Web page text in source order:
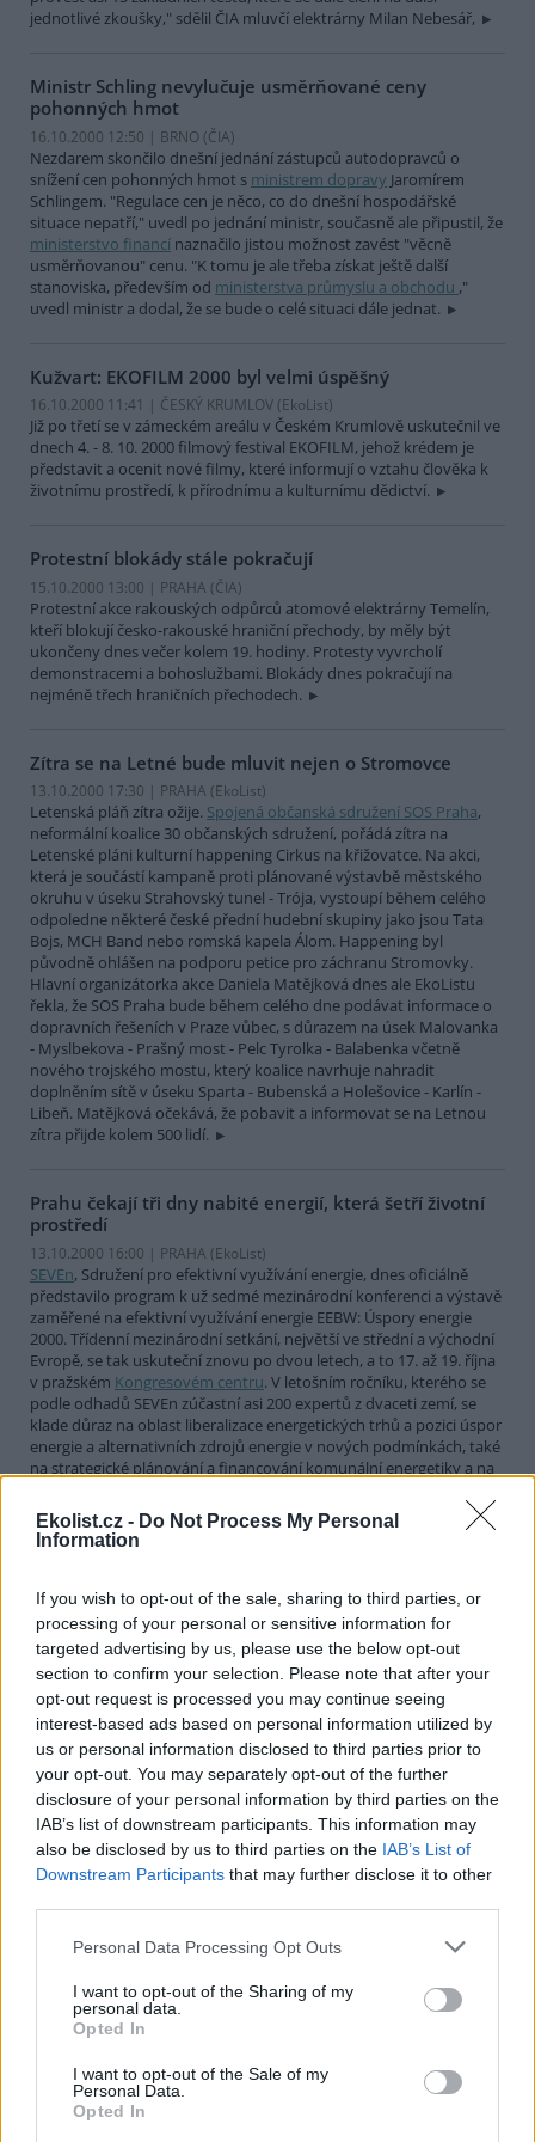
Ekolist.cz - Do Not Process My Personal
Information
If you wish to opt-out of the sale, sharing to third parties, or
processing of your personal or sensitive information for
targeted advertising by us, please use the below opt-out
section to confirm your selection. Please note that after your
opt-out request is processed you may continue seeing
interest-based ads based on personal information utilized by
us or personal information disclosed to third parties prior to
your opt-out. You may separately opt-out of the further
disclosure of your personal information by third parties on the
IAB’s list of downstream participants. This information may
also be disclosed by us to third parties on the IAB’s List of
Downstream Participants that may further disclose it to other
Personal Data Processing Opt Outs
I want to opt-out of the Sharing of my
personal data.
Opted In
I want to opt-out of the Sale of my
Personal Data.
Opted In
jednotlivé zkoušky," sdělil ČIA mluvčí elektrárny Milan Nebesář,
Ministr Schling nevylučuje usměrňované ceny
pohonných hmot
16.10.2000 12:50 | BRNO (ČIA)
Nezdarem skončilo dnešní jednání zástupců autodopravců o
snížení cen pohonných hmot s ministrem dopravy Jaromírem
Schlingem. "Regulace cen je něco, co do dnešní hospodářské
situace nepatří," uvedl po jednání ministr, současně ale připustil, že
ministerstvo financí naznačilo jistou možnost zavést "věcně
usměrňovanou" cenu. "K tomu je ale třeba získat ještě další
stanoviska, především od ministerstva průmyslu a obchodu ,"
uvedl ministr a dodal, že se bude o celé situaci dále jednat.
Kužvart: EKOFILM 2000 byl velmi úspěšný
16.10.2000 11:41 | ČESKÝ KRUMLOV (EkoList)
Již po třetí se v zámeckém areálu v Českém Krumlově uskutečnil ve
dnech 4. - 8. 10. 2000 filmový festival EKOFILM, jehož krédem je
představit a ocenit nové filmy, které informují o vztahu člověka k
životnímu prostředí, k přírodnímu a kulturnímu dědictví.
Protestní blokády stále pokračují
15.10.2000 13:00 | PRAHA (ČIA)
Protestní akce rakouských odpůrců atomové elektrárny Temelín,
kteří blokují česko-rakouské hraniční přechody, by měly být
ukončeny dnes večer kolem 19. hodiny. Protesty vyvrcholí
demonstracemi a bohoslužbami. Blokády dnes pokračují na
nejméně třech hraničních přechodech.
Zítra se na Letné bude mluvit nejen o Stromovce
13.10.2000 17:30 | PRAHA (EkoList)
Letenská pláň zítra ožije. Spojená občanská sdružení SOS Praha,
neformální koalice 30 občanských sdružení, pořádá zítra na
Letenské pláni kulturní happening Cirkus na křižovatce. Na akci,
která je součástí kampaně proti plánované výstavbě městského
okruhu v úseku Strahovský tunel - Trója, vystoupí během celého
odpoledne některé české přední hudební skupiny jako jsou Tata
Bojs, MCH Band nebo romská kapela Álom. Happening byl
původně ohlášen na podporu petice pro záchranu Stromovky.
Hlavní organizátorka akce Daniela Matějková dnes ale EkoListu
řekla, že SOS Praha bude během celého dne podávat informace o
dopravních řešeních v Praze vůbec, s důrazem na úsek Malovanka
- Myslbekova - Prašný most - Pelc Tyrolka - Balabenka včetně
nového trojského mostu, který koalice navrhuje nahradit
doplněním sítě v úseku Sparta - Bubenská a Holešovice - Karlín -
Libeň. Matějková očekává, že pobavit a informovat se na Letnou
zítra přijde kolem 500 lidí.
Prahu čekají tři dny nabité energií, která šetří životní
prostředí
13.10.2000 16:00 | PRAHA (EkoList)
SEVEn, Sdružení pro efektivní využívání energie, dnes oficiálně
představilo program k už sedmé mezinárodní konferenci a výstavě
zaměřené na efektivní využívání energie EEBW: Úspory energie
2000. Třídenní mezinárodní setkání, největší ve střední a východní
Evropě, se tak uskuteční znovu po dvou letech, a to 17. až 19. října
v pražském Kongresovém centru. V letošním ročníku, kterého se
podle odhadů SEVEn zúčastní asi 200 expertů z dvaceti zemí, se
klade důraz na oblast liberalizace energetických trhů a pozici úspor
energie a alternativních zdrojů energie v nových podmínkách, také
na strategické plánování a financování komunální energetiky a na
13.10.2000 15:00 | PRAHA ( ČIA)
Pokud do dnešní půlnoci rakouští odpůrci Jaderné elektrárny
Temelín neukončí blokády na česko-rakouských hranicích, podá
Sdružení automobilových dopravců Česmad Bohemia v Rakousku
trestní oznámení na neznámého pachatele o náhradu škod
způsobených neprostupností rakouských hranic. ČIA to dnes
oznámil generální tajemník Česmad Miroslav Solař.
Každý kamion ztrácí kvůli blokádám hranic 25 tisíc Kč
denně
12.10.2000 14:40 | PRAHA ( ČIA)
Blokády česko-rakouských hranic rakouskými odpůrci jaderné
údajů sdružení mezinárodních silničních dopravců
Česmad-
, zahrnuje denně pětitisícové finanční ztráty, zvýšené
náklady z delší přepravní vzdálenosti při objezdu, penále za
nedodržení termínu dodávky a další náklady. Podle Česmadu,
vznikly českým dopravcům kvůli blokádám dosud
Temelínská elektrárna pokračuje v testech